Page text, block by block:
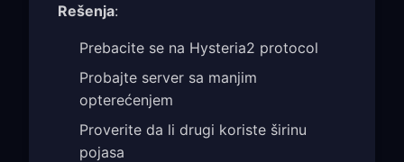
Rešenja:
Prebacite se na Hysteria2 protocol
Probajte server sa manjim
opterećenjem
Proverite da li drugi koriste širinu
pojasa